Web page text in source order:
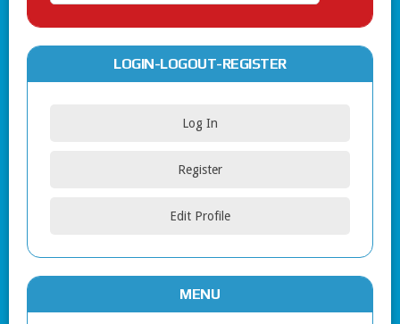
LOGIN-LOGOUT-REGISTER
Log In
Register
Edit Profile
MENU